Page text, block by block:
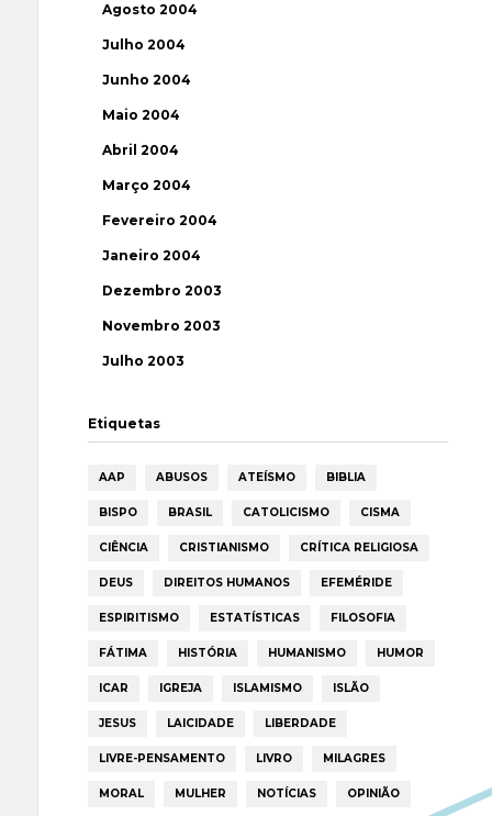
Agosto 2004
Julho 2004
Junho 2004
Maio 2004
Abril 2004
Março 2004
Fevereiro 2004
Janeiro 2004
Dezembro 2003
Novembro 2003
Julho 2003
Etiquetas
AAP ABUSOS ATEÍSMO BIBLIA
BISPO BRASIL CATOLICISMO CISMA
CIÊNCIA CRISTIANISMO CRÍTICA RELIGIOSA
DEUS DIREITOS HUMANOS EFEMÉRIDE
ESPIRITISMO ESTATÍSTICAS FILOSOFIA
FÁTIMA HISTÓRIA HUMANISMO HUMOR
ICAR IGREJA ISLAMISMO ISLÃO
JESUS LAICIDADE LIBERDADE
LIVRE-PENSAMENTO LIVRO MILAGRES
MORAL MULHER NOTÍCIAS OPINIÃO